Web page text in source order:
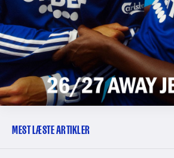
MEST LÆSTE ARTIKLER